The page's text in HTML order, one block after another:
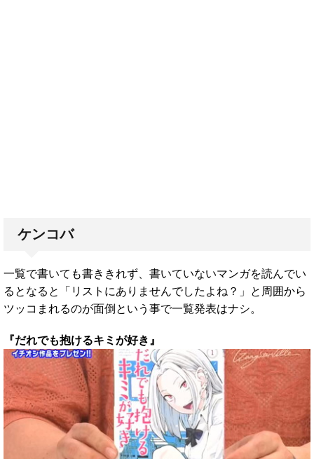
ケンコバ
一覧で書いても書ききれず、書いていないマンガを読んでい
るとなると「リストにありませんでしたよね？」と周囲から
ツッコまれるのが面倒という事で一覧発表はナシ。
『だれでも抱けるキミが好き』